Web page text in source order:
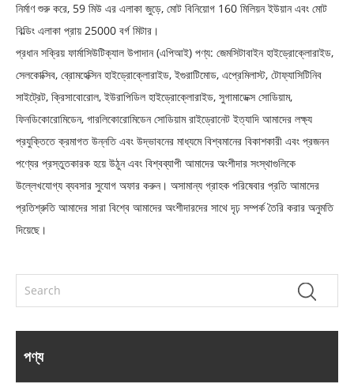
নির্মাণ শুরু করে, 59 মিউ এর এলাকা জুড়ে, মোট বিনিয়োগ 160 মিলিয়ন ইউয়ান এবং মোট
বিল্ডিং এলাকা প্রায় 25000 বর্গ মিটার।
প্রধান সক্রিয় ফার্মাসিউটিক্যাল উপাদান (এপিআই) পণ্য: জেমসিটাবাইন হাইড্রোক্লোরাইড,
সেলকোক্সিব, ব্রোমহেক্সিন হাইড্রোক্লোরাইড, ইগুরাটিমোড, এপ্রেমিলাস্ট, টোফ্যাসিটিনিব
সাইট্রেট, ক্রিসাবোরোল, ইউরাপিডিল হাইড্রোক্লোরাইড, সুগামাডেক্স সোডিয়াম,
ফিনডিকোরোমিডেন, গারলিকোরোমিডেন সোডিয়াম রাইড্রোনেট ইত্যাদি আমাদের লক্ষ্য
প্রযুক্তিতে ক্রমাগত উন্নতি এবং উদ্ভাবনের মাধ্যমে বিশ্বমানের বিকাশকারী এবং প্রজনন
পণ্যের প্রস্তুতকারক হয়ে উঠুন এবং বিশ্বব্যাপী আমাদের অংশীদার সংস্থাগুলিকে
উল্লেখযোগ্য ব্যবসার সুযোগ অফার করুন। অসামান্য গ্রাহক পরিষেবার প্রতি আমাদের
প্রতিশ্রুতি আমাদের সারা বিশ্বে আমাদের অংশীদারদের সাথে দৃঢ় সম্পর্ক তৈরি করার অনুমতি
দিয়েছে।
পণ্য